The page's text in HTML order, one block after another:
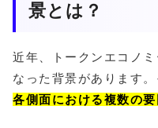
景とは？
近年、トークンエコノ
なった背景があります。
各側面における複数の